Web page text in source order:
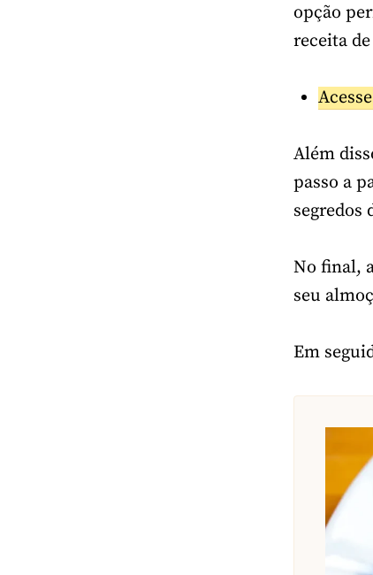
opção
receita
Além
passo a
segredos
No final,
seu
Em